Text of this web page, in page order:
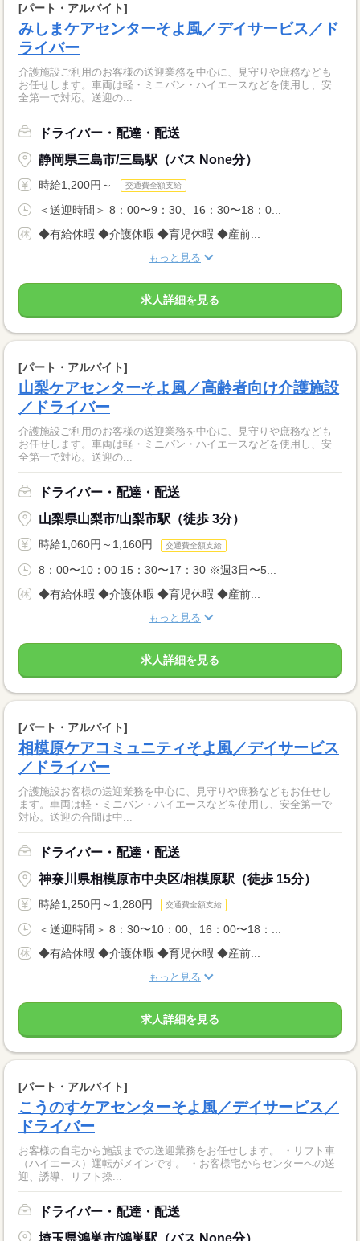
[パート・アルバイト]
みしまケアセンターそよ風／デイサービス／ド
ライバー
介護施設ご利用のお客様の送迎業務を中心に、見守りや庶務なども
お任せします。車両は軽・ミニバン・ハイエースなどを使用し、安
全第一で対応。送迎の...
ドライバー・配達・配送
静岡県三島市/三島駅（バス None分）
時給1,200円～ 交通費全額支給
＜送迎時間＞ 8：00〜9：30、16：30〜18：0...
◆有給休暇 ◆介護休暇 ◆育児休暇 ◆産前...
もっと見る
求人詳細を見る
[パート・アルバイト]
山梨ケアセンターそよ風／高齢者向け介護施設
／ドライバー
介護施設ご利用のお客様の送迎業務を中心に、見守りや庶務なども
お任せします。車両は軽・ミニバン・ハイエースなどを使用し、安
全第一で対応。送迎の...
ドライバー・配達・配送
山梨県山梨市/山梨市駅（徒歩 3分）
時給1,060円～1,160円 交通費全額支給
8：00〜10：00 15：30〜17：30 ※週3日〜5...
◆有給休暇 ◆介護休暇 ◆育児休暇 ◆産前...
もっと見る
求人詳細を見る
[パート・アルバイト]
相模原ケアコミュニティそよ風／デイサービス
／ドライバー
介護施設お客様の送迎業務を中心に、見守りや庶務などもお任せし
ます。車両は軽・ミニバン・ハイエースなどを使用し、安全第一で
対応。送迎の合間は中...
ドライバー・配達・配送
神奈川県相模原市中央区/相模原駅（徒歩 15分）
時給1,250円～1,280円 交通費全額支給
＜送迎時間＞ 8：30〜10：00、16：00〜18：...
◆有給休暇 ◆介護休暇 ◆育児休暇 ◆産前...
もっと見る
求人詳細を見る
[パート・アルバイト]
こうのすケアセンターそよ風／デイサービス／
ドライバー
お客様の自宅から施設までの送迎業務をお任せします。 ・リフト車
（ハイエース）運転がメインです。 ・お客様宅からセンターへの送
迎、誘導、リフト操...
ドライバー・配達・配送
埼玉県鴻巣市/鴻巣駅（バス None分）